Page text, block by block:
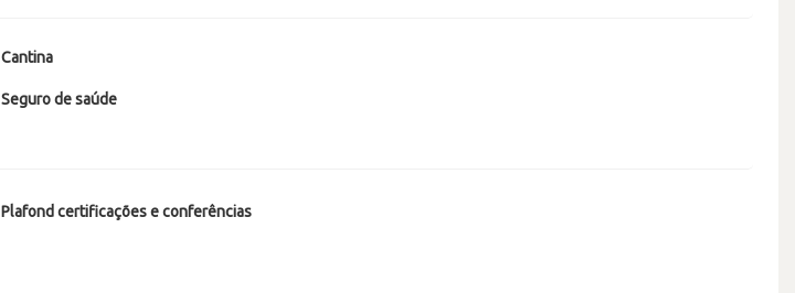
Cantina
Seguro de saúde
Plafond certificações e conferências